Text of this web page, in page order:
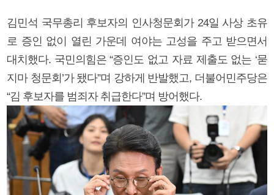
김민석 국무총리 후보자의 인사청문회가 24일 사상 초유
로 증인 없이 열린 가운데 여야는 고성을 주고 받으면서
대치했다. 국민의힘은 “증인도 없고 자료 제출도 없는 ‘묻
지마 청문회’가 됐다”며 강하게 반발했고, 더불어민주당은
“김 후보자를 범죄자 취급한다”며 방어했다.